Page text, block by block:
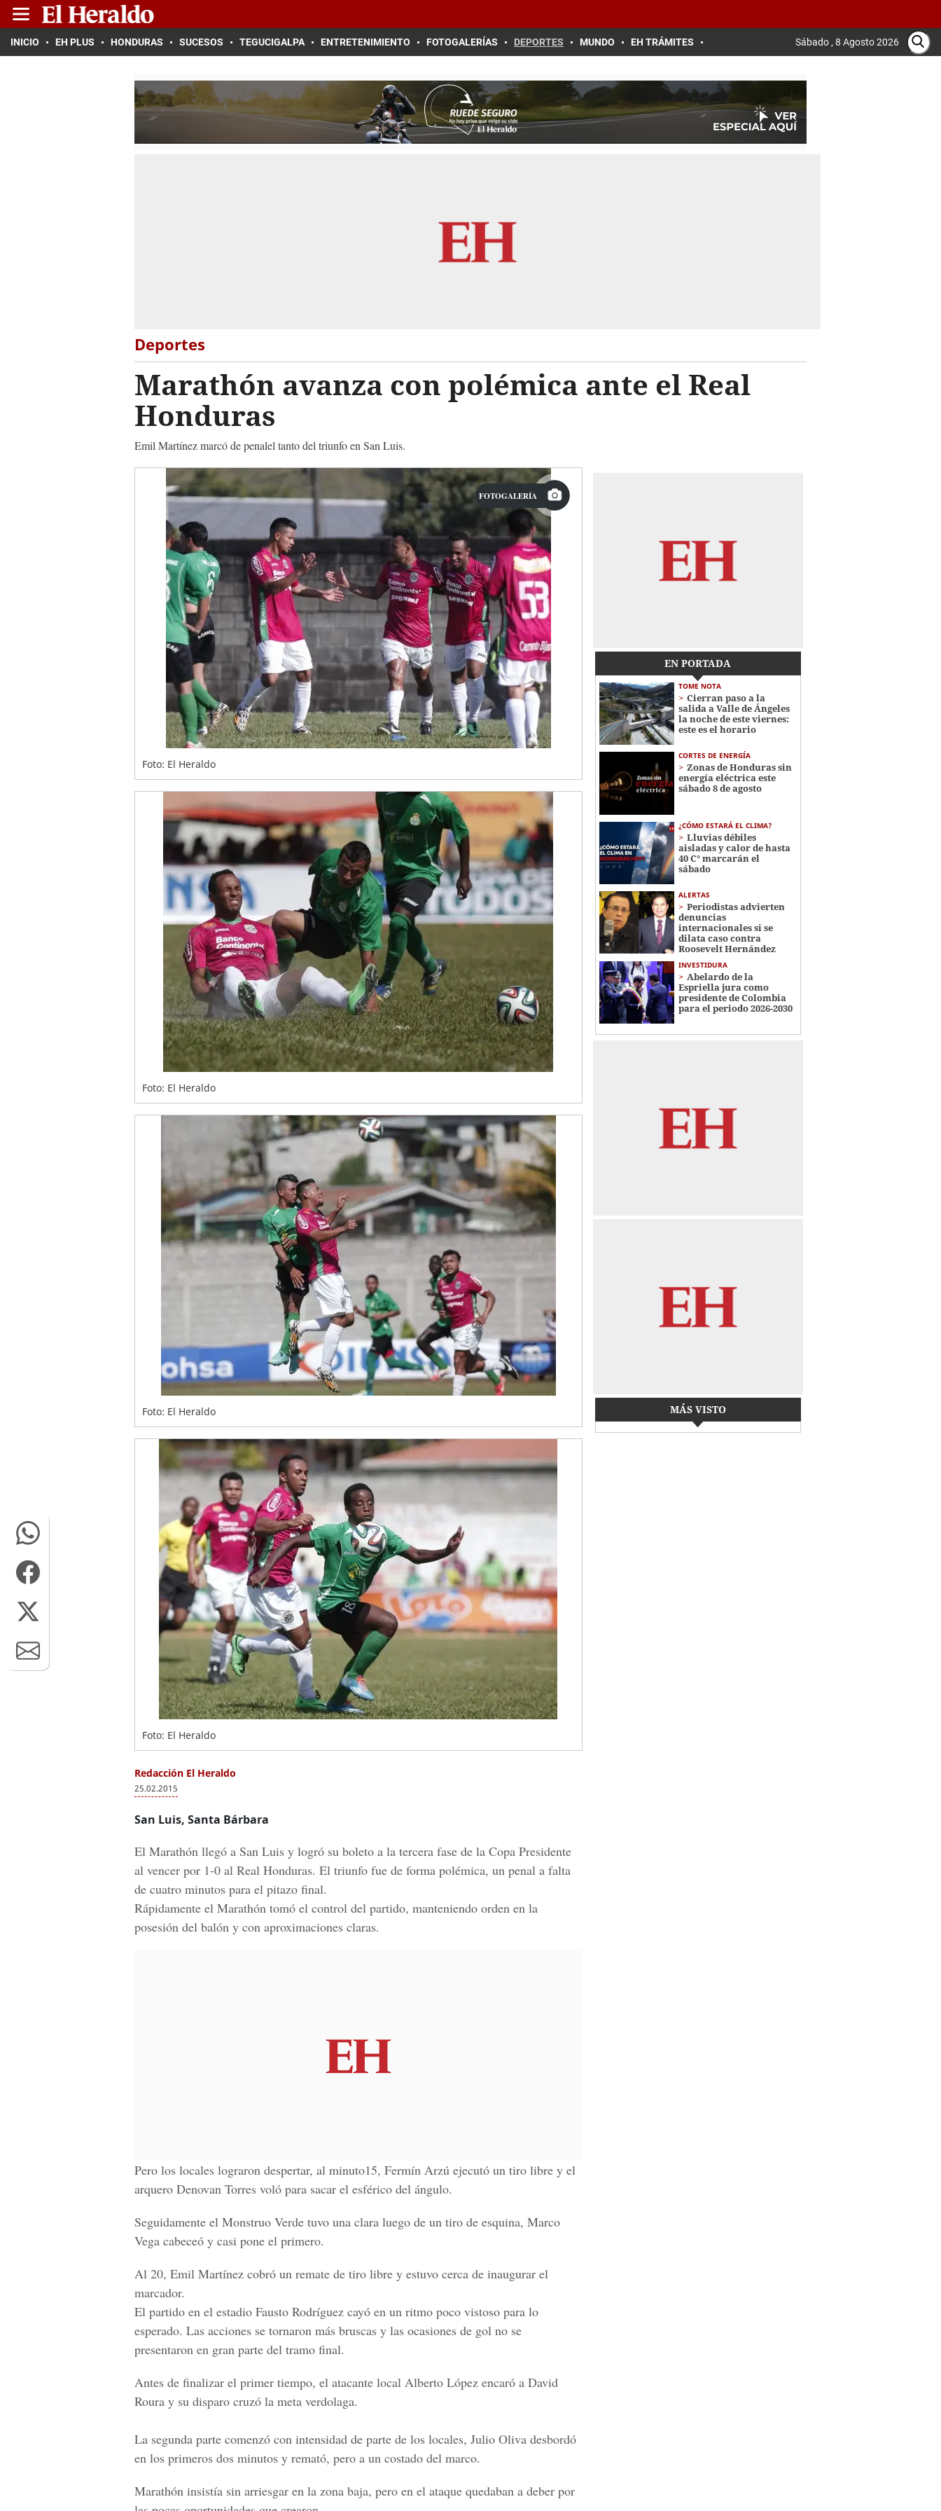
INICIO EH PLUS HONDURAS SUCESOS TEGUCIGALPA ENTRETENIMIENTO FOTOGALERÍAS DEPORTES MUNDO EH TRÁMITES Sábado , 8 Agosto 2026
Deportes
Marathón avanza con polémica ante el Real
Honduras
Emil Martínez marcó de penalel tanto del triunfo en San Luis.
FOTOGALERÍA
Foto: El Heraldo
Foto: El Heraldo
Foto: El Heraldo
Foto: El Heraldo
Redacción El Heraldo
25.02.2015
San Luis, Santa Bárbara
El Marathón llegó a San Luis y logró su boleto a la tercera fase de la Copa Presidente
al vencer por 1-0 al Real Honduras. El triunfo fue de forma polémica, un penal a falta
de cuatro minutos para el pitazo final.
Rápidamente el Marathón tomó el control del partido, manteniendo orden en la
posesión del balón y con aproximaciones claras.
Pero los locales lograron despertar, al minuto15, Fermín Arzú ejecutó un tiro libre y el
arquero Denovan Torres voló para sacar el esférico del ángulo.
Seguidamente el Monstruo Verde tuvo una clara luego de un tiro de esquina, Marco
Vega cabeceó y casi pone el primero.
Al 20, Emil Martínez cobró un remate de tiro libre y estuvo cerca de inaugurar el
marcador.
El partido en el estadio Fausto Rodríguez cayó en un ritmo poco vistoso para lo
esperado. Las acciones se tornaron más bruscas y las ocasiones de gol no se
presentaron en gran parte del tramo final.
Antes de finalizar el primer tiempo, el atacante local Alberto López encaró a David
Roura y su disparo cruzó la meta verdolaga.
La segunda parte comenzó con intensidad de parte de los locales, Julio Oliva desbordó
en los primeros dos minutos y remató, pero a un costado del marco.
Marathón insistía sin arriesgar en la zona baja, pero en el ataque quedaban a deber por
EN PORTADA
TOME NOTA
Cierran paso a la
salida a Valle de Ángeles
la noche de este viernes:
este es el horario
CORTES DE ENERGÍA
Zonas de Honduras sin
energía eléctrica este
sábado 8 de agosto
¿CÓMO ESTARÁ EL CLIMA?
Lluvias débiles
aisladas y calor de hasta
40 C° marcarán el
sábado
ALERTAS
Periodistas advierten
denuncias
internacionales si se
dilata caso contra
Roosevelt Hernández
INVESTIDURA
Abelardo de la
Espriella jura como
presidente de Colombia
para el periodo 2026-2030
MÁS VISTO